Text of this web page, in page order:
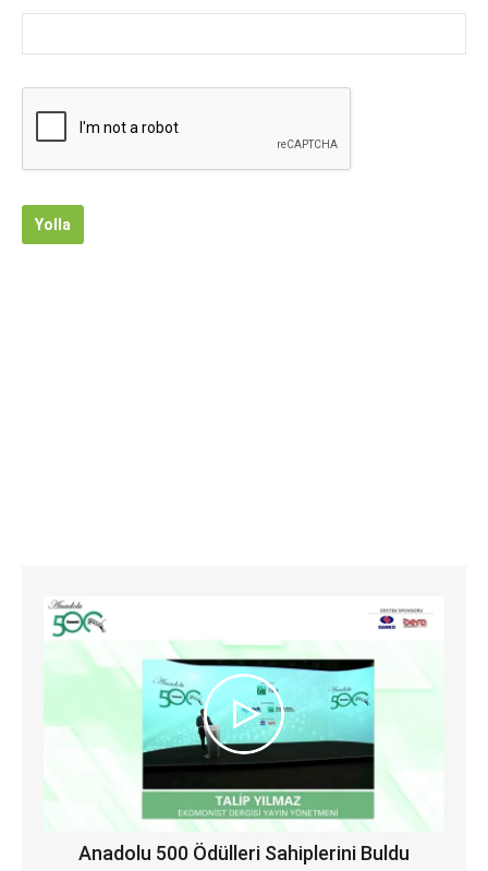
Yolla
Anadolu 500 Ödülleri Sahiplerini Buldu